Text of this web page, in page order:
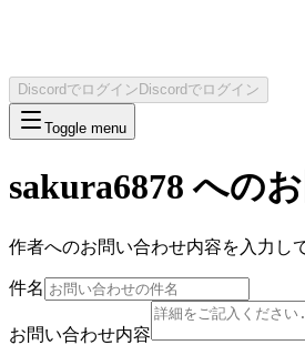
Discordでログイン Discordでログイン
Toggle menu
sakura6878 への
作者へのお問い合わせ内容を入力し
件名
お問い合わせ内容